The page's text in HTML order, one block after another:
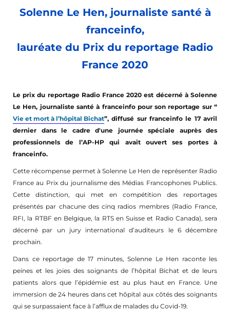
Solenne Le Hen, journaliste santé à
franceinfo,
lauréate du Prix du reportage Radio
France 2020
Le prix du reportage Radio France 2020 est décerné à Solenne
Le Hen, journaliste santé à franceinfo pour son reportage sur “
Vie et mort à l’hôpital Bichat”, diffusé sur franceinfo le 17 avril
dernier dans le cadre d'une journée spéciale auprès des
professionnels de l’AP-HP qui avait ouvert ses portes à
franceinfo.
Cette récompense permet à Solenne Le Hen de représenter Radio
France au Prix du journalisme des Médias Francophones Publics.
Cette distinction, qui met en compétition des reportages
présentés par chacune des cinq radios membres (Radio France,
RFI, la RTBF en Belgique, la RTS en Suisse et Radio Canada), sera
décerné par un jury international d’auditeurs le 6 décembre
prochain.
Dans ce reportage de 17 minutes, Solenne Le Hen raconte les
peines et les joies des soignants de l’hôpital Bichat et de leurs
patients alors que l’épidémie est au plus haut en France. Une
immersion de 24 heures dans cet hôpital aux côtés des soignants
qui se surpassaient face à l’afflux de malades du Covid-19.